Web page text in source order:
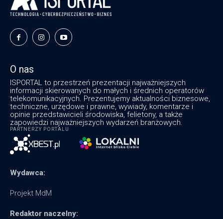
O nas
ISPORTAL to przestrzeń prezentacji najważniejszych
informacji skierowanych do małych i średnich operatorów
telekomunikacyjnych. Prezentujemy aktualności biznesowe,
techniczne, urzędowe i prawne, wywiady, komentarze i
opinie przedstawicieli środowiska, felietony, a także
zapowiedzi najważniejszych wydarzeń branżowych.
PARTNERZY PORTALU
Wydawca:
Projekt MdM
Redaktor naczelny: